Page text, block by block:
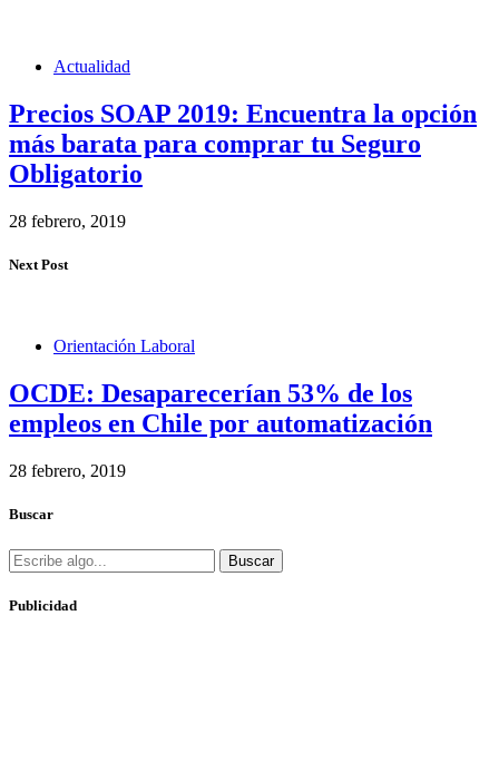
Actualidad
Precios SOAP 2019: Encuentra la opción
más barata para comprar tu Seguro
Obligatorio
28 febrero, 2019
Next Post
Orientación Laboral
OCDE: Desaparecerían 53% de los
empleos en Chile por automatización
28 febrero, 2019
Buscar
Buscar
Publicidad